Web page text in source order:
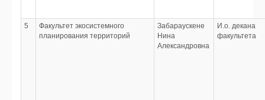
5
Факультет экосистемного
планирования территорий
Забараускене
Нина
Александровна
И.о. декана
факультета